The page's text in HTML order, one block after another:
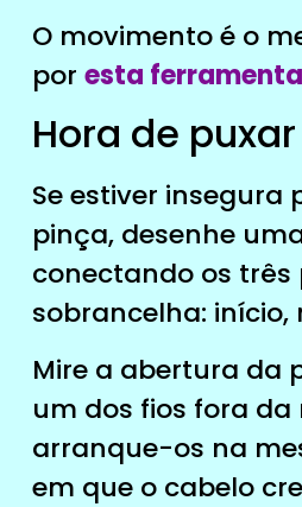
O movimento é o
por esta
Hora de puxar
Se estiver insegura
pinça, desenhe
conectando os três
sobrancelha: início,
Mire a abertura da
um dos fios fora
arranque-os na
em que o cabelo